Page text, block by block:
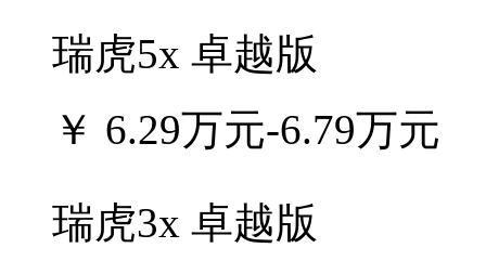
瑞虎5x 卓越版
￥ 6.29万元-6.79万元
瑞虎3x 卓越版